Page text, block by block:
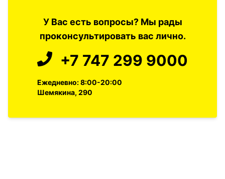
У Вас есть вопросы? Мы рады
проконсультировать вас лично.
+7 747 299 9000
Ежедневно: 8:00-20:00
Шемякина, 290